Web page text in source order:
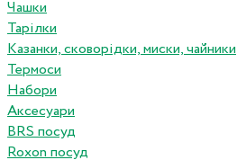
Чашки
Тарілки
Казанки, сковорідки, миски, чайники
Термоси
Набори
Аксесуари
BRS посуд
Roxon посуд